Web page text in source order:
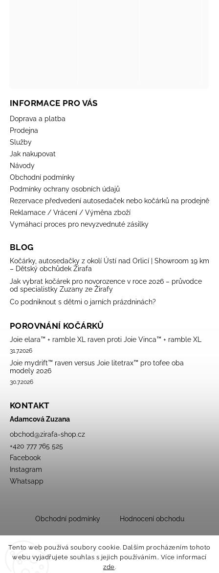
Tento web používá soubory cookie. Dalším procházením tohoto
webu vyjadřujete souhlas s jejich používáním.. Více informací
zde.
INFORMACE PRO VÁS
Doprava a platba
Prodejna
Služby
Jak nakupovat
Návody
Obchodní podmínky
Podmínky ochrany osobních údajů
Rezervace předvedení autosedaček nebo kočárků na prodejně
Reklamace / Vrácení / Výměna zboží
Vymáhací proces pro nevyzvednuté zásilky
BLOG
Kočárky, autosedačky z okolí Ústí nad Orlicí | Showroom 19 km
– Dětský obchůdek Žirafa
Jak vybrat kočárek pro novorozence v roce 2026 – průvodce
od specialistky Zuzany ze Žirafy
Co podniknout s dětmi o jarních prázdninách?
POROVNÁNÍ KOČÁRKŮ
Joie elara™ + ramble XL raven proti Joie Vinca™ + ramble XL
31.7.2026
Joie mydrift™ raven versus Joie litetrax™ pro tofee oba
modely 2026
30.7.2026
KONTAKT
Adamcová Zuzana
obchod@zirafa-shop.cz
+420 777 765 525
Facebook
Instagram
Whatsapp
Obchodní podmínky Hodnocení obchodu